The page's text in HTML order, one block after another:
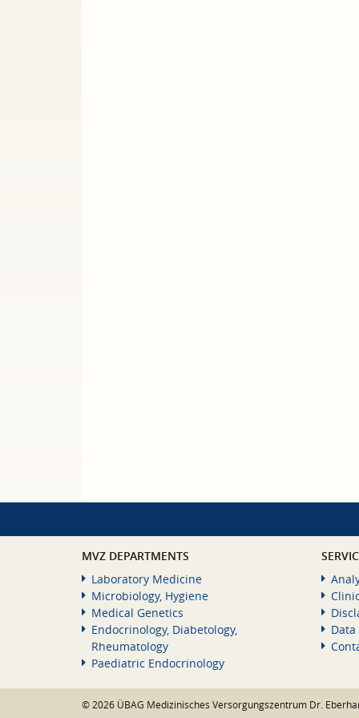
MVZ DEPARTMENTS
Laboratory Medicine
Microbiology, Hygiene
Medical Genetics
Endocrinology, Diabetology,
Rheumatology
Paediatric Endocrinology
© 2026 ÜBAG Medizinisches Versorgungszentrum Dr.